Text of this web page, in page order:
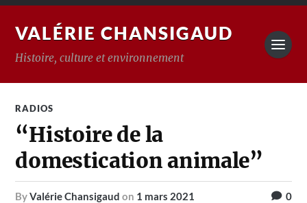
VALÉRIE CHANSIGAUD
Histoire, culture et environnement
RADIOS
“Histoire de la
domestication animale”
byValérie Chansigaud on 1 mars 2021 0